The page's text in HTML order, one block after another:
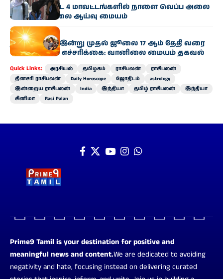
கரூர் உள்ளிட்ட 4 மாவட்டங்களில் நாளை வெப்ப அலை
வீசும்: வானிலை ஆய்வு மையம்
வானிலை
தமிழ்நாட்டில் இன்று முதல் ஜூலை 17 ஆம் தேதி வரை
வெப்ப அலை எச்சரிக்கை: வானிலை மையம் தகவல்
Quick Links: அரசியல் தமிழகம் ராசிபலன்
ராசிபலன்
தினசரி ராசிபலன்
Daily Horoscope ஜோதிடம்
astrology
இன்றைய ராசிபலன்
India இந்தியா தமிழ் ராசிபலன்
இந்தியா
சினிமா
Rasi Palan
Prime9 Tamil is your destination for positive and
meaningful news and content.We are dedicated to avoiding
negativity and hate, focusing instead on delivering curated